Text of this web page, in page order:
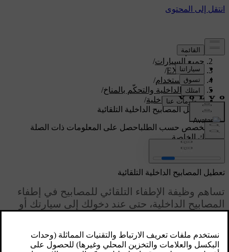
الدعم/
جميع السيارات/
EX90 2026
/
دليل الاستخدام/
الراحة الداخلية والتحكّم بالمناخ/
الإضاءة الداخلية/
تعطيل المصابيح الداخلية التلقائية
دعم مخصص حسب الطلباحصل على المعلومات ذات الصلة
بسيارتك الخاصة.
محدّث ٠٨‏/٠٩‏/٢٠٢٥
تعطيل المصابيح الداخلية التلقائية
تساهم وظيفة الإطفاء التلقائي للمصابيح في إطفاء
المصابيح الداخلية، حتى عند دخولك إلى سيارتك أو